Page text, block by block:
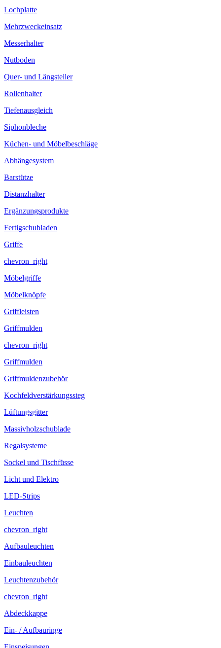
Lochplatte
Mehrzweckeinsatz
Messerhalter
Nutboden
Quer- und Längsteiler
Rollenhalter
Tiefenausgleich
Siphonbleche
Küchen- und Möbelbeschläge
Abhängesystem
Barstütze
Distanzhalter
Ergänzungsprodukte
Fertigschubladen
Griffe
chevron_right
Möbelgriffe
Möbelknöpfe
Griffleisten
Griffmulden
chevron_right
Griffmulden
Griffmuldenzubehör
Kochfeldverstärkungssteg
Lüftungsgitter
Massivholzschublade
Regalsysteme
Sockel und Tischfüsse
Licht und Elektro
LED-Strips
Leuchten
chevron_right
Aufbauleuchten
Einbauleuchten
Leuchtenzubehör
chevron_right
Abdeckkappe
Ein- / Aufbauringe